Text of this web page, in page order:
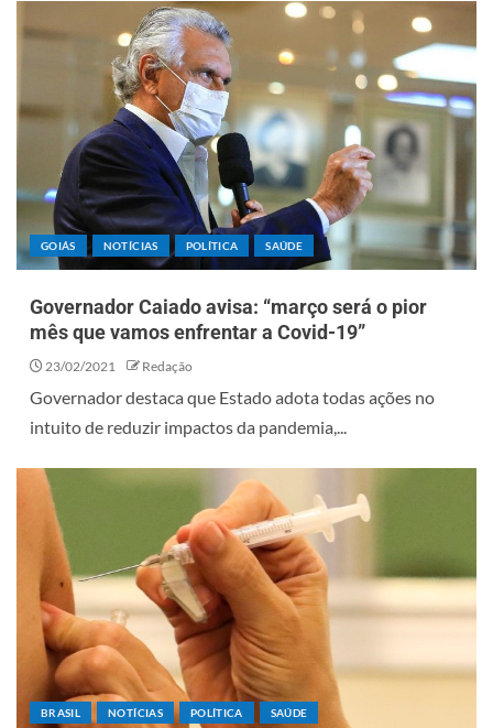
GOIÁS NOTÍCIAS POLÍTICA SAÚDE
Governador Caiado avisa: “março será o pior
mês que vamos enfrentar a Covid-19”
23/02/2021 Redação
Governador destaca que Estado adota todas ações no
intuito de reduzir impactos da pandemia,...
BRASIL NOTÍCIAS POLÍTICA SAÚDE